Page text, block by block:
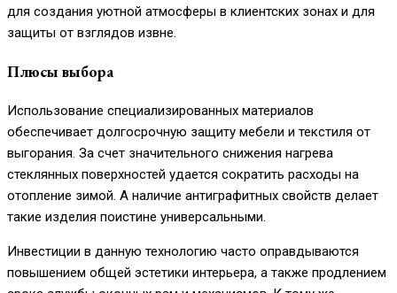
для создания уютной атмосферы в клиентских зонах и для
защиты от взглядов извне.
Плюсы выбора
Использование специализированных материалов
обеспечивает долгосрочную защиту мебели и текстиля от
выгорания. За счет значительного снижения нагрева
стеклянных поверхностей удается сократить расходы на
отопление зимой. А наличие антиграфитных свойств делает
такие изделия поистине универсальными.
Инвестиции в данную технологию часто оправдываются
повышением общей эстетики интерьера, а также продлением